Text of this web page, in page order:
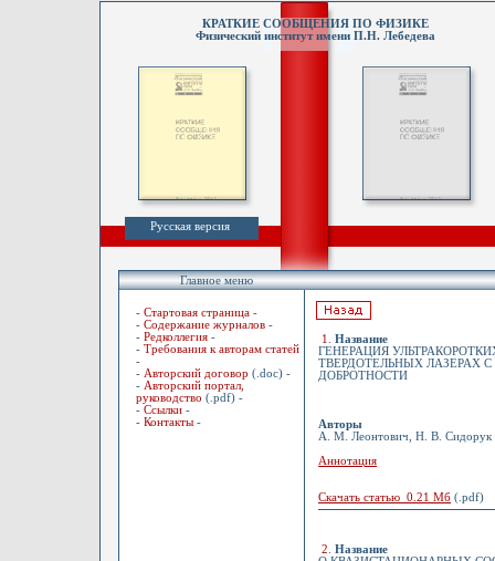
КРАТКИЕ СООБЩЕНИЯ ПО ФИЗИКЕ
Физический институт имени П.Н. Лебедева
Русская версия
Главное меню
- Стартовая страница -
- Содержание журналов -
- Редколлегия -
- Требования к авторам статей
-
- Авторский договор (.doc) -
- Авторский портал,
руководство (.pdf) -
- Ссылки -
- Контакты -
1
Название
ГЕНЕРАЦИЯ
ТВЕРДОТЕЛЬНЫХ ЛАЗЕРАХ
ДОБРОТНОСТИ
Авторы
А. М. Леонтович, Н. В. Сидорук
Аннотация
Скачать статью 0.21 Мб (.pdf)
2
Название